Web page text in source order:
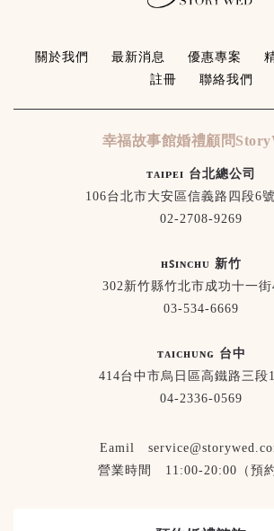
關於我們 最新消息 優惠專案
註冊
聯絡我們
幸福故事館婚禮顧問
ᴛᴀɪᴘᴇɪ 台北總公司
106台北市大安區信義路四段6
02-2708-9269
ʜꜱɪɴᴄʜᴜ 新竹
302新竹縣竹北市成功十一街
03-534-6669
ᴛᴀɪᴄʜᴜɴɢ 台中
414台中市烏日區高鐵路三段
04-2336-0569
Eamil
營業時間 11:00-20:00（預約